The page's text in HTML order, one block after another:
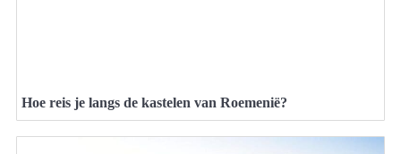
Hoe reis je langs de kastelen van Roemenië?